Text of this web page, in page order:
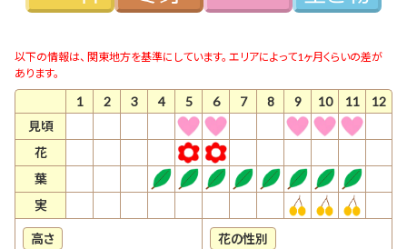
以下の情報は、 関東地方を基準にしています。 エリアによって1ヶ月くらいの差が
あります。
1 2 3 4 5 6 7 8 9 10 11
12
見頃
花
葉
実
高さ 花の性別